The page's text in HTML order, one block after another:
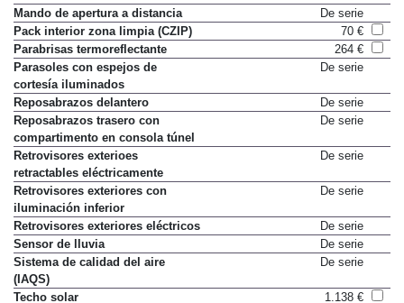
Luz de lectura trasera
De serie
Mando de apertura a distancia
De serie
Pack interior zona limpia (CZIP)
70 €
Parabrisas termoreflectante
264 €
Parasoles con espejos de
cortesía iluminados
Reposabrazos delantero
De serie
Reposabrazos trasero con
compartimento en consola túnel
Retrovisores exterioes
retractables eléctricamente
Retrovisores exteriores con
iluminación inferior
Retrovisores exteriores eléctricos
De serie
Sensor de lluvia
De serie
Sistema de calidad del aire
(IAQS)